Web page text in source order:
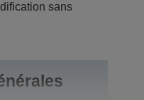
sans